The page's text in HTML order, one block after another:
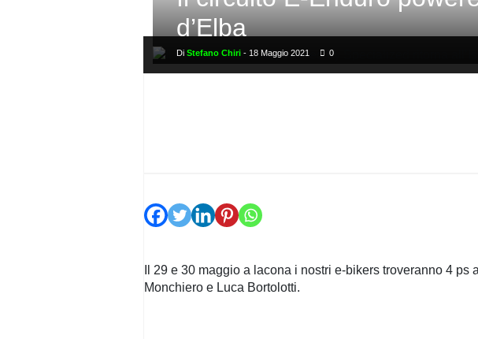
d’Elba
Di Stefano Chiri - 18 Maggio 2021 0
Il 29 e 30 maggio a lacona i nostri e-bikers troveranno 4
Monchiero e Luca Bortolotti.